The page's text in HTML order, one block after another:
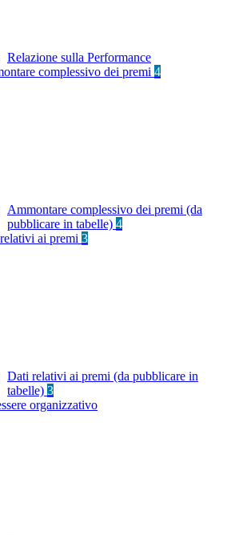
Relazione sulla Performance
complessivo dei premi 4
Ammontare complessivo dei premi (da
pubblicare in tabelle) 4
ai premi 3
Dati relativi ai premi (da pubblicare in
tabelle) 3
organizzativo